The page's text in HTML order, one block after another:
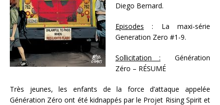
Diego Bernard.
Episodes : La maxi-série
Generation Zero #1-9.
Sollicitation : Génération
Zéro – RÉSUMÉ
Très jeunes, les enfants de la force d’attaque appelée
Génération Zéro ont été kidnappés par le Projet Rising Spirit et